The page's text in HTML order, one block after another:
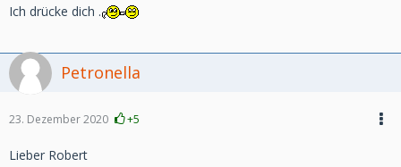
Ich drücke dich .
Petronella
23. Dezember 2020 +5
Lieber Robert